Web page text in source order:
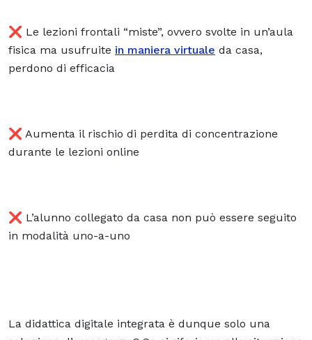
❌ Le lezioni frontali “miste”, ovvero svolte in un’aula
fisica ma usufruite in maniera virtuale da casa,
perdono di efficacia
❌ Aumenta il rischio di perdita di concentrazione
durante le lezioni online
❌ L’alunno collegato da casa non può essere seguito
in modalità uno-a-uno
La didattica digitale integrata è dunque solo una